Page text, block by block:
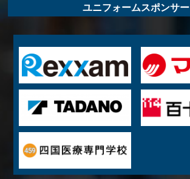
ユニフォームスポンサー